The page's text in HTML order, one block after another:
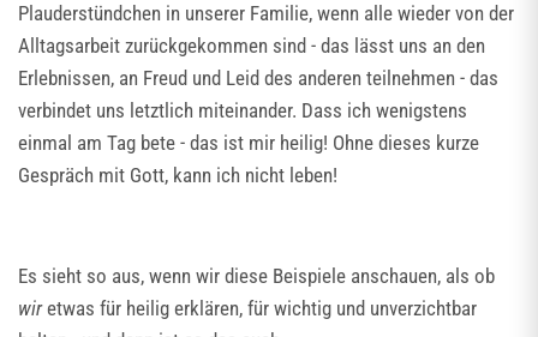
Plauderstündchen in unserer Familie, wenn alle wieder von der
Alltagsarbeit zurückgekommen sind - das lässt uns an den
Erlebnissen, an Freud und Leid des anderen teilnehmen - das
verbindet uns letztlich miteinander. Dass ich wenigstens
einmal am Tag bete - das ist mir heilig! Ohne dieses kurze
Gespräch mit Gott, kann ich nicht leben!
Es sieht so aus, wenn wir diese Beispiele anschauen, als ob
wiretwas für heilig erklären, für wichtig und unverzichtbar